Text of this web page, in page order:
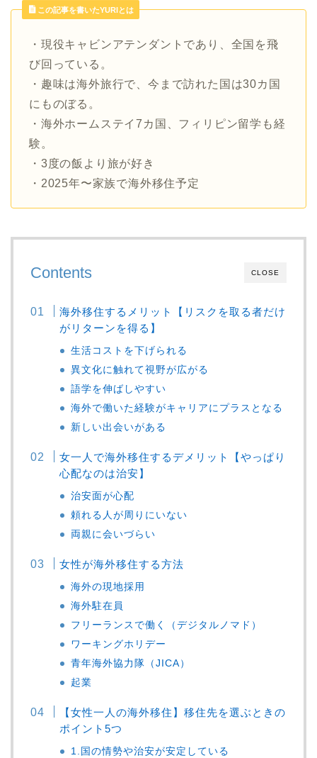
この記事を書いたYURIとは
・現役キャビンアテンダントであり、全国を飛
び回っている。
・趣味は海外旅行で、今まで訪れた国は30カ国
にものぼる。
・海外ホームステイ7カ国、フィリピン留学も経
験。
・3度の飯より旅が好き
・2025年〜家族で海外移住予定
CLOSE
Contents
海外移住するメリット【リスクを取る者だけ
がリターンを得る】
生活コストを下げられる
異文化に触れて視野が広がる
語学を伸ばしやすい
海外で働いた経験がキャリアにプラスとなる
新しい出会いがある
女一人で海外移住するデメリット【やっぱり
心配なのは治安】
治安面が心配
頼れる人が周りにいない
両親に会いづらい
女性が海外移住する方法
海外の現地採用
海外駐在員
フリーランスで働く（デジタルノマド）
ワーキングホリデー
青年海外協力隊（JICA）
起業
【女性一人の海外移住】移住先を選ぶときの
ポイント5つ
1.国の情勢や治安が安定している